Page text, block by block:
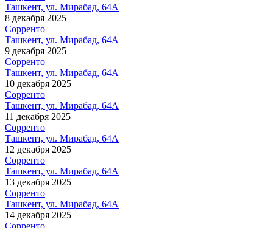
Ташкент, ул. Мирабад, 64А
8 декабря 2025
Сорренто
Ташкент, ул. Мирабад, 64А
9 декабря 2025
Сорренто
Ташкент, ул. Мирабад, 64А
10 декабря 2025
Сорренто
Ташкент, ул. Мирабад, 64А
11 декабря 2025
Сорренто
Ташкент, ул. Мирабад, 64А
12 декабря 2025
Сорренто
Ташкент, ул. Мирабад, 64А
13 декабря 2025
Сорренто
Ташкент, ул. Мирабад, 64А
14 декабря 2025
Сорренто